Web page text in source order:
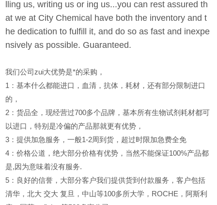
lling us, writing us or ing us...you can rest assured th
at we at City Chemical have both the inventory and t
he dedication to fulfill it, and do so as fast and inexpe
nsively as possible. Guaranteed.
我们公司zui大优势是*的采购，
1
：基本什么都能进口，血清，抗体，耗材，还有部分限制进口
的，
2 ：货品全，现经营过700多个品牌，基本所有生物试剂耗材都可
以进口，特别是冷偏的产品那就更有优势，
3 ：提供加急服务，一般1-2周到货，超过时限加急费全免
4 ：价格公道，绝大部分价格有优势，当然不能保证100%产品都
是,因为意味着没有服务.
5 ：良好的信誉，大部分客户我们提供货到付款服务，客户包括
清华，北大 交大 复旦，中山等100多所大学，ROCHE，阿斯利